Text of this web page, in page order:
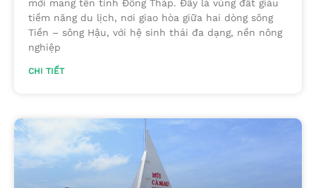
mới mang tên tỉnh Đồng Tháp. Đây là vùng đất giàu
tiềm năng du lịch, nơi giao hòa giữa hai dòng sông
Tiền – sông Hậu, với hệ sinh thái đa dạng, nền nông
nghiệp
CHI TIẾT